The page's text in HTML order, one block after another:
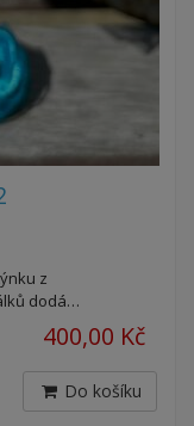
z
dodá…
400,00 Kč
Do košíku